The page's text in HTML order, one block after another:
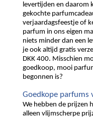
levertijden en daarom
gekochte
verjaardagsfeestje of
parfum in ons eigen
niets minder dan een
je ook altijd gratis
DKK 400. Misschien
goedkoop, mooi
begonnen is?
Goedkope parfums
We hebben de prijzen
alleen vlijmscherpe